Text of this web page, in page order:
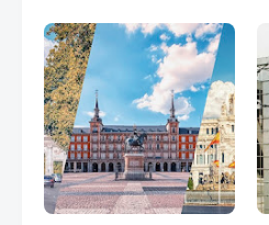
equipos define el éxito de
tu celebración